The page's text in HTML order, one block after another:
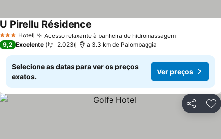
3 EstrelasHotel Acesso relaxante à banheira de hidromassagemVer preços
U Pirellu Résidence
9,2 Excelente 2.023 a 3.3 km de Palombaggia
Selecione as datas para ver os preços
exatos.
Ver preços
Partilhar